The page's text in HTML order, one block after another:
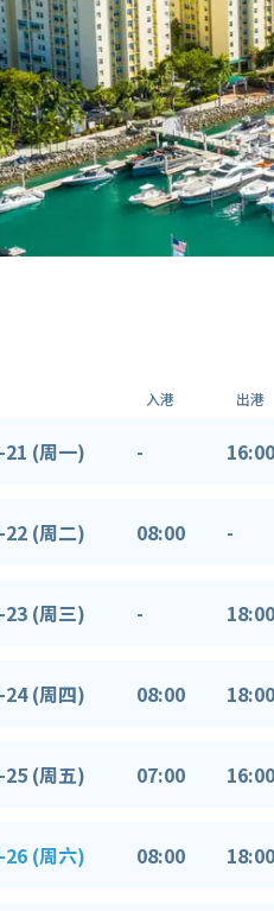
入港 出港
(周一) - 16:00
(周二) 08:00 -
(周三) - 18:00
(周四) 08:00 18:00
(周五) 07:00 16:00
(周六) 08:00 18:00